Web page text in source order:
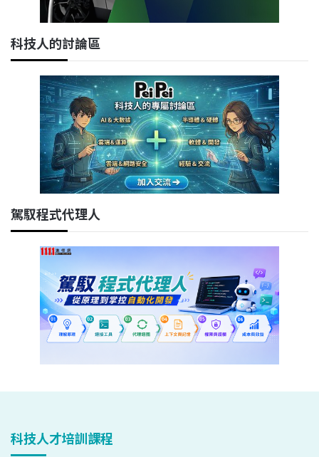
科技人的討論區
駕馭程式代理人
科技人才培訓課程